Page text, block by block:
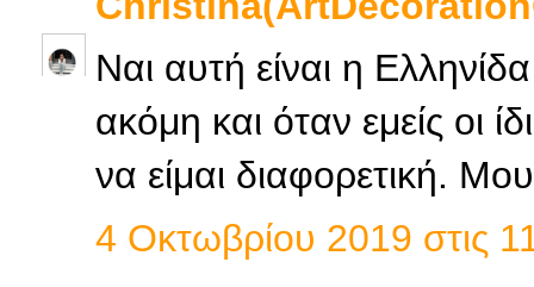
Ναι αυτή είναι η
ακόμη και όταν εμείς οι
να είμαι διαφορετική.
4 Οκτωβρίου 2019 στις